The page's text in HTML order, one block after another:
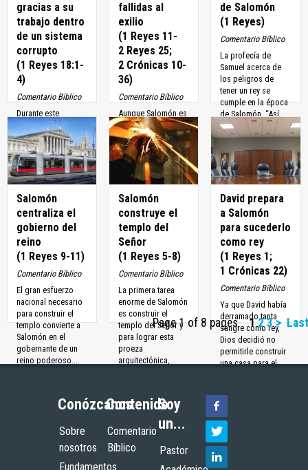
gracias a su
trabajo dentro
de un sistema
corrupto
(1 Reyes 18:1-
4)
Comentario Bíblico
Durante este
periodo
encontramos al
menos dos
episodios que
merecen nuestra
atención. El primero
es cuando Abdías...
fallidas al
exilio
(1 Reyes 11-
2 Reyes 25;
2 Crónicas 10-
36)
Comentario Bíblico
Aunque Salomón es
apenas el tercer rey
de Israel, el reino ya
ha alcanzado su
mejor momento.
Durante los
siguientes...
de Salomón
(1 Reyes)
Comentario Bíblico
La profecía de
Samuel acerca de
los peligros de
tener un rey se
cumple en la época
de Salomón. “Así
será el...
Salomón
centraliza el
gobierno del
reino
(1 Reyes 9-11)
Comentario Bíblico
El gran esfuerzo
nacional necesario
para construir el
templo convierte a
Salomón en el
gobernante de un
reino poderoso....
Salomón
construye el
templo del
Señor
(1 Reyes 5-8)
Comentario Bíblico
La primera tarea
enorme de Salomón
es construir el
templo del Señor y
para lograr esta
proeza
arquitectónica,...
David prepara
a Salomón
para sucederlo
como rey
(1 Reyes 1;
1 Crónicas 22)
Comentario Bíblico
Ya que David había
derramado tanta
sangre como rey,
Dios decidió no
permitirle construir
una casa para el
Page 1 of 8 pages1 2 3 >
Conózcanos
Sobre
nosotros
Fundamentos
Contenido
Comentario
Bíblico
Soy
un...
Pastor